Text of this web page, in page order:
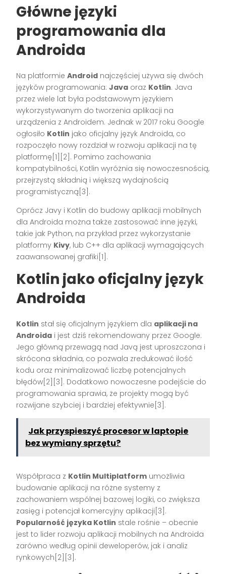
Główne języki
programowania dla
Androida
Na platformieAndroid najczęściej używa się dwóch
języków programowania:Java oraz Kotlin. Java
przez wiele lat była podstawowym językiem
wykorzystywanym do tworzenia aplikacji na
urządzenia z Androidem. Jednak w 2017 roku Google
ogłosiło Kotlin jako oficjalny język Androida, co
rozpoczęło nowy rozdział w rozwoju aplikacji na tę
platformę[1][2]. Pomimo zachowania
kompatybilności, Kotlin wyróżnia się nowoczesnością,
przejrzystą składnią i większą wydajnością
programistyczną[3].
Oprócz Javy i Kotlin do budowy aplikacji mobilnych
dla Androida można także zastosować inne języki,
takie jak Python, na przykład przez wykorzystanie
platformy Kivy, lub C++ dla aplikacji wymagających
zaawansowanej grafiki[1].
Kotlin jako oficjalny język
Androida
Kotlin stał się oficjalnym językiem dla aplikacji na
Androida i jest dziś rekomendowany przez Google.
Jego główną przewagą nad Javą jest uproszczona i
skrócona składnia, co pozwala zredukować ilość
kodu oraz minimalizować liczbę potencjalnych
błędów[2][3]. Dodatkowo nowoczesne podejście do
programowania sprawia, że projekty mogą być
rozwijane szybciej i bardziej efektywnie[3].
Jak przyspieszyć procesor w laptopie
bez wymiany sprzętu?
Współpraca z Kotlin Multiplatform umożliwia
budowanie aplikacji na różne systemy z
zachowaniem wspólnej bazowej logiki, co zwiększa
zasięg i potencjał komercyjny aplikacji[3].
Popularność języka Kotlin stale rośnie – obecnie
jest to lider rozwoju aplikacji mobilnych na Androida
zarówno według opinii deweloperów, jak i analiz
rynkowych[2][3].